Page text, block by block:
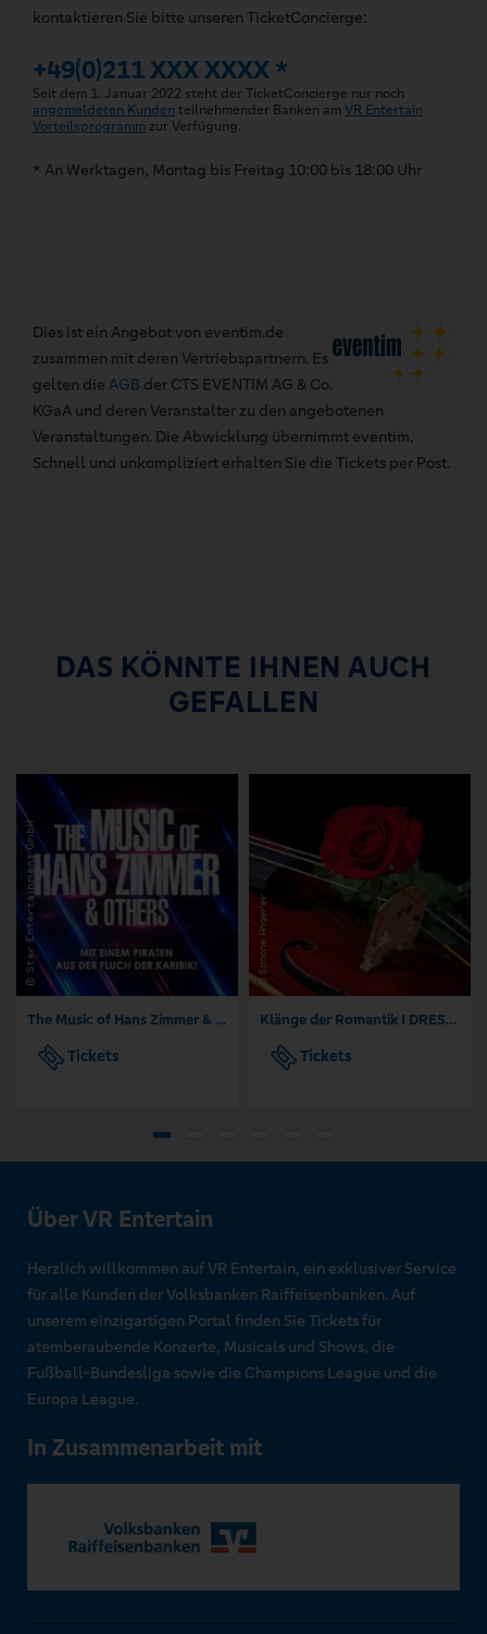
kontaktieren Sie bitte unseren TicketConcierge:
+49(0)211 XXX XXXX *
Seit dem 1. Januar 2022 steht der TicketConcierge nur noch
angemeldeten Kunden teilnehmender Banken am VR Entertain
Vorteilsprogramm zur Verfügung.
* An Werktagen, Montag bis Freitag 10:00 bis 18:00 Uhr
Dies ist ein Angebot von eventim.de
zusammen mit deren Vertriebspartnern. Es
gelten die AGB der CTS EVENTIM AG & Co.
KGaA und deren Veranstalter zu den angebotenen
Veranstaltungen. Die Abwicklung übernimmt eventim.
Schnell und unkompliziert erhalten Sie die Tickets per Post.
DAS KÖNNTE IHNEN AUCH
GEFALLEN
The Music of Hans Zimmer & Others - A Celebration of Film Music
Tickets
Klänge der Romantik I DRESDNER RESIDENZ KONZERTE I ORCHESTER
Tickets
Über VR Entertain
Herzlich willkommen auf VR Entertain, ein exklusiver Service
für alle Kunden der Volksbanken Raiffeisenbanken. Auf
unserem einzigartigen Portal finden Sie Tickets für
atemberaubende Konzerte, Musicals und Shows, die
Fußball-Bundesliga sowie die Champions League und die
Europa League.
In Zusammenarbeit mit